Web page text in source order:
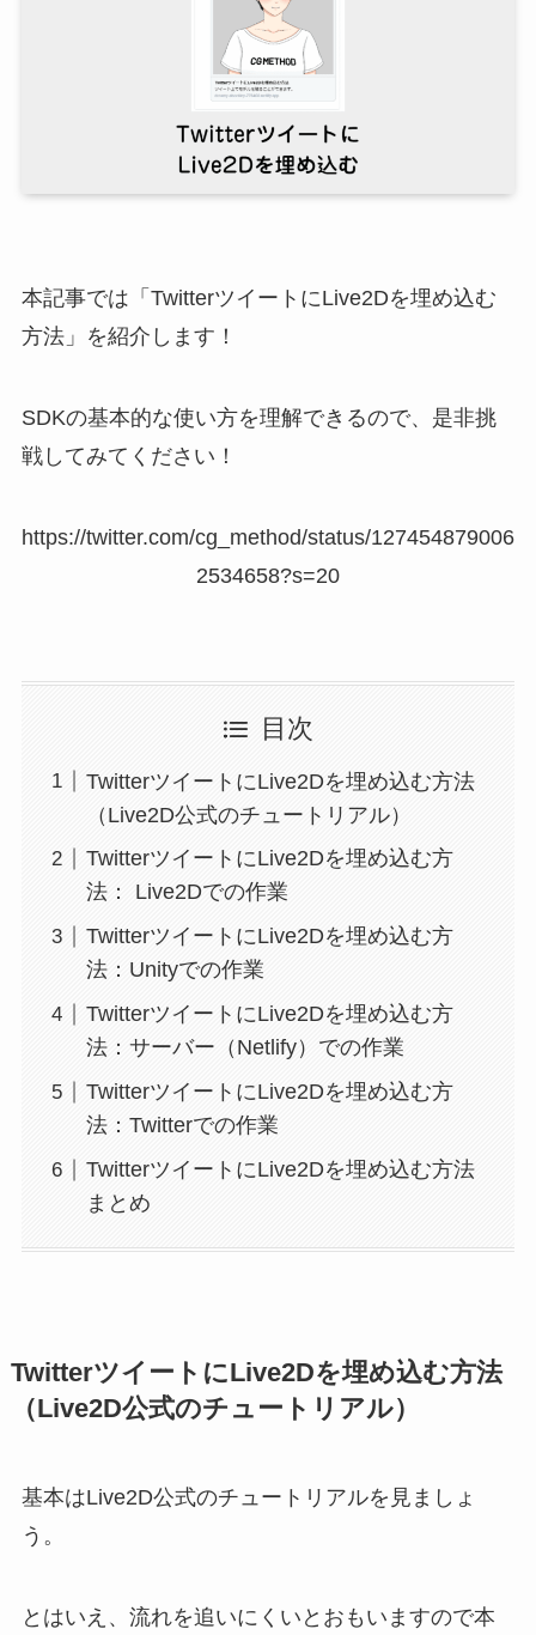
本記事では「TwitterツイートにLive2Dを埋め込む
方法」を紹介します！
SDKの基本的な使い方を理解できるので、是非挑
戦してみてください！
https://twitter.com/cg_method/status/127454879006
2534658?s=20
目次
TwitterツイートにLive2Dを埋め込む方法
（Live2D公式のチュートリアル）
TwitterツイートにLive2Dを埋め込む方
法： Live2Dでの作業
TwitterツイートにLive2Dを埋め込む方
法：Unityでの作業
TwitterツイートにLive2Dを埋め込む方
法：サーバー（Netlify）での作業
TwitterツイートにLive2Dを埋め込む方
法：Twitterでの作業
TwitterツイートにLive2Dを埋め込む方法
まとめ
TwitterツイートにLive2Dを埋め込む方法
（Live2D公式のチュートリアル）
基本はLive2D公式のチュートリアルを見ましょ
う。
とはいえ、流れを追いにくいとおもいますので本